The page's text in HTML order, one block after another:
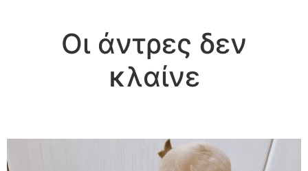
Οι άντρες δεν
κλαίνε